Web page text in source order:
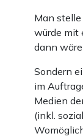
Man
würde mit
dann wäre
Sondern
im
Medien
(inkl.